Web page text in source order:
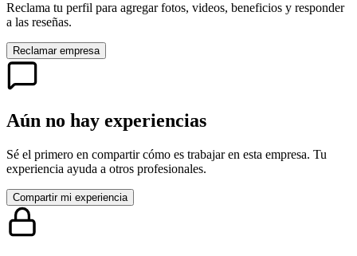
Reclama tu perfil para agregar fotos, videos, beneficios y responder
a las reseñas.
Reclamar empresa
Aún no hay experiencias
Sé el primero en compartir cómo es trabajar en esta empresa. Tu
experiencia ayuda a otros profesionales.
Compartir mi experiencia